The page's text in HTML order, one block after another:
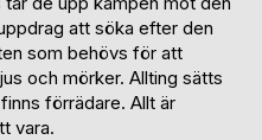
att söka efter den
som behövs för att
och mörker. Allting sätts
förrädare. Allt är
vara.